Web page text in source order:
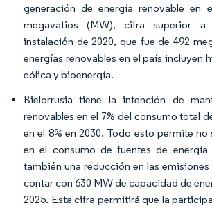
generación de energía renovable en
megavatios (MW), cifra superior
instalación de 2020, que fue de 492
energías renovables en el país incluyen
eólica y bioenergía.
Bielorrusia tiene la intención de
renovables en el 7% del consumo total
en el 8% en 2030. Todo esto permite
en el consumo de fuentes de energía
también una reducción en las
contar con 630 MW de capacidad de
2025. Esta cifra permitirá que la